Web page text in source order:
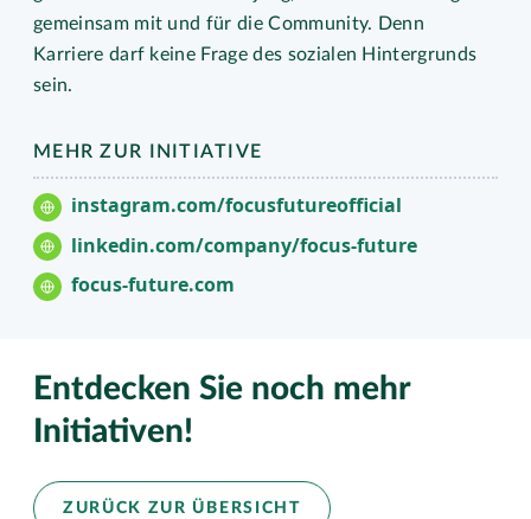
gemeinsam mit und für die Community. Denn
Karriere darf keine Frage des sozialen Hintergrunds
sein.
MEHR ZUR INITIATIVE
instagram.com/focusfutureofficial
linkedin.com/company/focus-future
focus-future.com
Entdecken Sie noch mehr
Initiativen!
ZURÜCK ZUR ÜBERSICHT